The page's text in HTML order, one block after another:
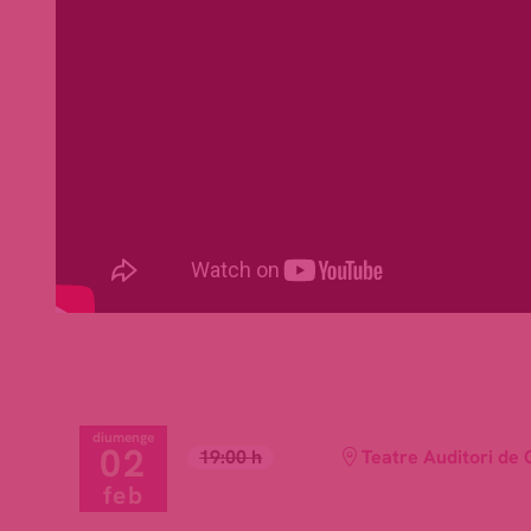
diumenge
02
feb
19:00 h Teatre Auditori de